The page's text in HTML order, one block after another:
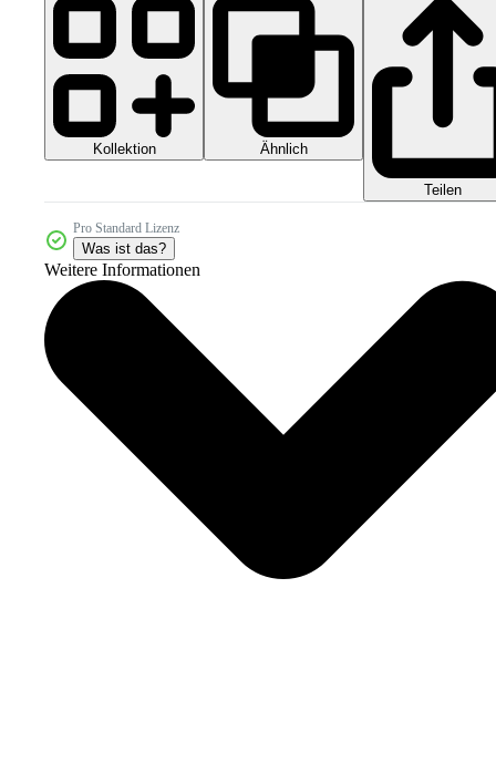
Kollektion Ähnlich
Teilen
Pro Standard Lizenz
Was ist das?
Weitere Informationen